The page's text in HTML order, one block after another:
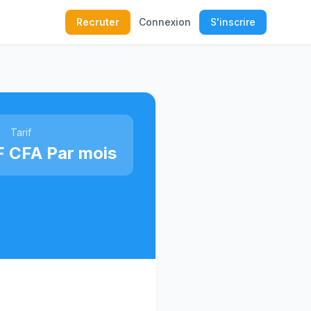
Recruter Connexion S'inscrire
Tarif
CFA Par mois